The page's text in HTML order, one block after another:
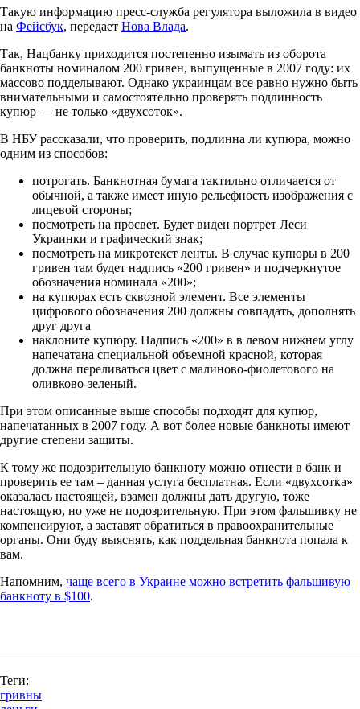
Такую информацию пресс-служба регулятора выложила в видео
на Фейсбук, передает Нова Влада.
Так, Нацбанку приходится постепенно изымать из оборота
банкноты номиналом 200 гривен, выпущенные в 2007 году: их
массово подделывают. Однако украинцам все равно нужно быть
внимательными и самостоятельно проверять подлинность
купюр — не только «двухсоток».
В НБУ рассказали, что проверить, подлинна ли купюра, можно
одним из способов:
потрогать. Банкнотная бумага тактильно отличается от
обычной, а также имеет иную рельефность изображения с
лицевой стороны;
посмотреть на просвет. Будет виден портрет Леси
Украинки и графический знак;
посмотреть на микротекст ленты. В случае купюры в 200
гривен там будет надпись «200 гривен» и подчеркнутое
обозначения номинала «200»;
на купюрах есть сквозной элемент. Все элементы
цифрового обозначения 200 должны совпадать, дополнять
друг друга
наклоните купюру. Надпись «200» в в левом нижнем углу
напечатана специальной объемной красной, которая
должна переливаться цвет с малиново-фиолетового на
оливково-зеленый.
При этом описанные выше способы подходят для купюр,
напечатанных в 2007 году. А вот более новые банкноты имеют
другие степени защиты.
К тому же подозрительную банкноту можно отнести в банк и
проверить ее там – данная услуга бесплатная. Если «двухсотка»
оказалась настоящей, взамен должны дать другую, тоже
настоящую, но уже не подозрительную. При этом фальшивку не
компенсируют, а заставят обратиться в правоохранительные
органы. Они буду выяснять, как поддельная банкнота попала к
вам.
Напомним, чаще всего в Украине можно встретить фальшивую
банкноту в $100.
Теги:
гривны